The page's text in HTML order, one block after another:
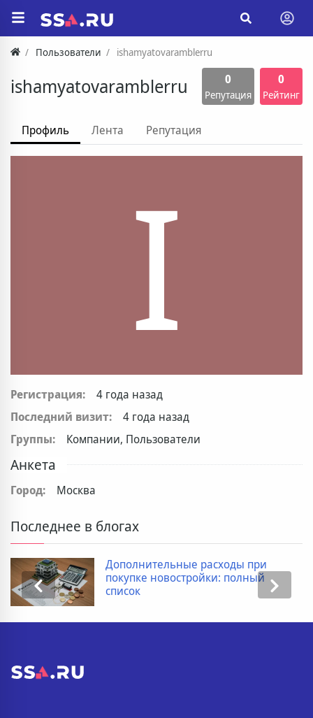
Пользователи ishamyatovaramblerru
ishamyatovaramblerru 0
Репутация
0
Рейтинг
Профиль Лента Репутация
I
Регистрация:
4 года назад
Последний визит:
4 года назад
Группы:
Компании, Пользователи
Анкета
Город: Москва
Последнее в блогах
Дополнительные расходы при
покупке новостройки: полный
список